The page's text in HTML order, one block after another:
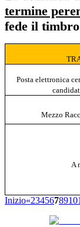
termine
fede il
Posta elettronica
Mezzo
A
Inizio«2345678910